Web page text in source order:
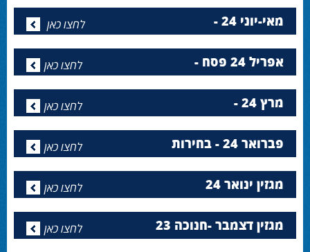
מאי-יוני 24 - לחצו כאן
אפריל 24 פסח - לחצו כאן
מרץ 24 - לחצו כאן
פברואר 24 - בחירות לחצו כאן
מגזין ינואר 24 לחצו כאן
מגזין דצמבר -חנוכה 23 לחצו כאן